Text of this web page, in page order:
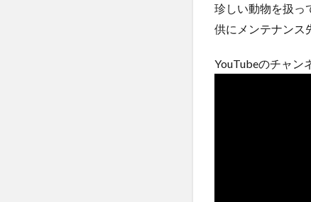
珍しい動物を扱っ
供にメンテナンス
YouTubeのチャン